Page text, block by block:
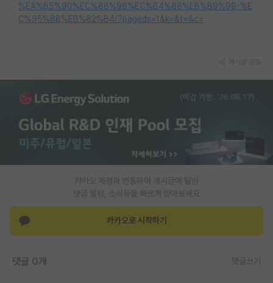
석박사 채용 정보 게시판
특수/전문대학원 게시판
반도체/AI 게시판
학술 정보 게시판
%EA%B5%90%EC%88%98%EC%B4%88%EB%B9%99-%E
C%95%88%EB%82%B4/?pageds=1&k=&t=&c=
카카오 계정과 연동하여 게시글에 달린
댓글 알람, 소식등을 빠르게 받아보세요
카카오로 시작하기
댓글 0개 댓글쓰기